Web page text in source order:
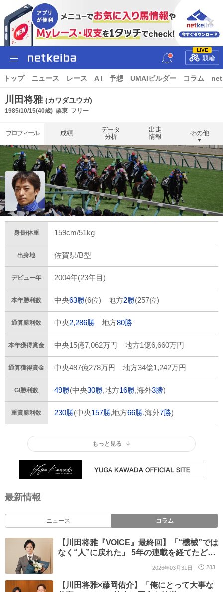
LIVE
競輪
トップ ニュース レース A I 予想 UMAIビルダー コラム
川田将雅 (カワダユウガ)
1985/10/15(40歳) 栗東 フリー
プロフィール 成績
データ
分析
出走
情報
その他
身長/体重 159cm/51kg
出身地 佐賀県/B型
デビュー年 2004年(23年目)
本年勝利数 中央63勝(6位) 地方2勝(257位)
通算勝利数 中央2,286勝 地方80勝
本年獲得賞金 中央15億7,062万円 地方1億6,660万円
通算獲得賞金 中央487億278万円 地方34億1,242万円
GI勝利数 49勝(中央30勝,地方16勝,海外3勝)
重賞勝利数 230勝(中央157勝,地方66勝,海外7勝)
もっと見る
最新情報
ニュース コラム
【川田将雅『VOICE』最終回】「“機械”では
なく“人”に戻れた」 5年の連載を経てたどり
2026年03月31日 283
【川田将雅×藤岡佑介】「俺にとって大事な